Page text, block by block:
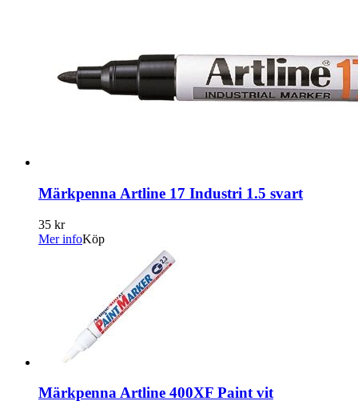
Märkpenna Artline 17 Industri 1.5 svart
35 kr
Mer infoKöp
Märkpenna Artline 400XF Paint vit